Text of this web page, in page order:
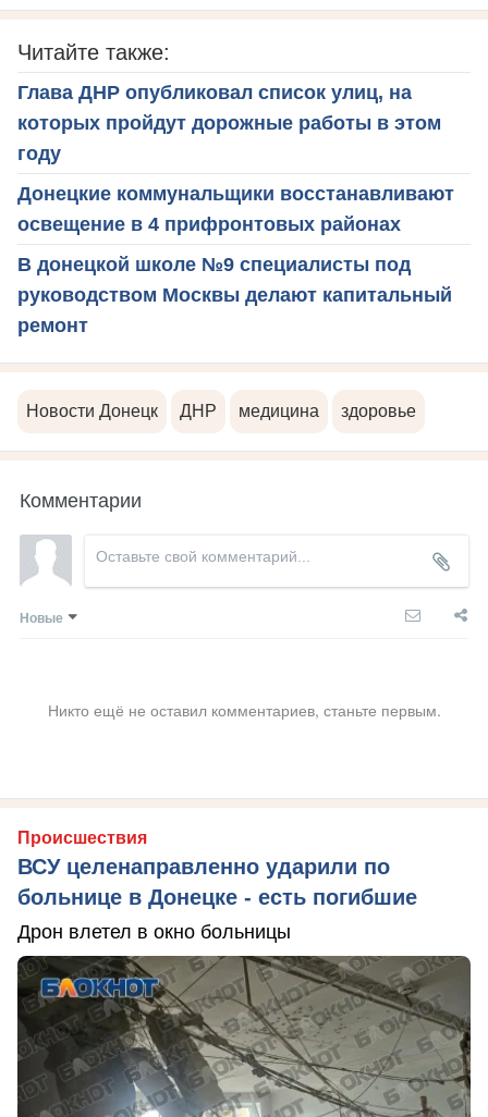
Читайте также:
Глава ДНР опубликовал список улиц, на
которых пройдут дорожные работы в этом
году
Донецкие коммунальщики восстанавливают
освещение в 4 прифронтовых районах
В донецкой школе №9 специалисты под
руководством Москвы делают капитальный
ремонт
Новости Донецк ДНР медицина здоровье
Комментарии
Новые
Никто ещё не оставил комментариев, станьте первым.
Происшествия
ВСУ целенаправленно ударили по
больнице в Донецке - есть погибшие
Дрон влетел в окно больницы